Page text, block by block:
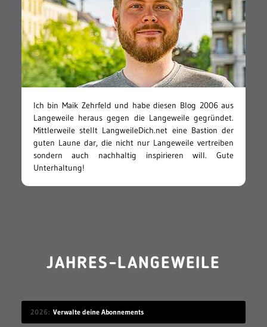
Ich bin Maik Zehrfeld und habe diesen Blog 2006 aus
Langeweile heraus gegen die Langeweile gegründet.
Mittlerweile stellt LangweileDich.net eine Bastion der
guten Laune dar, die nicht nur Langeweile vertreiben
sondern auch nachhaltig inspirieren will. Gute
Unterhaltung!
JAHRES-LANGEWEILE
2026 Verwalte deine Abonnements